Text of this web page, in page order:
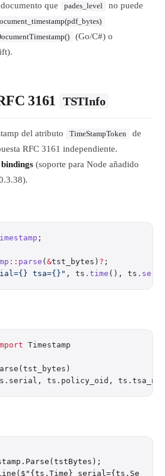
que
pades_level
no puede
(Go/C#) o
3161 TSTInfo
del atributo TimeStampToken
de
RFC 3161 independiente.
(soporte para Node añadido
;
:: parse ( &tst_bytes) ? ;
tsa={}" , ts . time (), ts .
Timestamp
ts.policy_oid,